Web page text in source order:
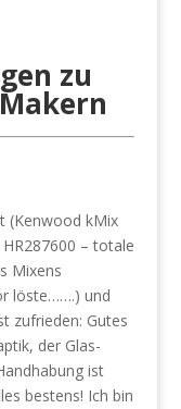
zu
(Kenwood kMix
– totale
Mixens
löste…….) und
zufrieden: Gutes
der Glas-
ist
bestens! Ich bin